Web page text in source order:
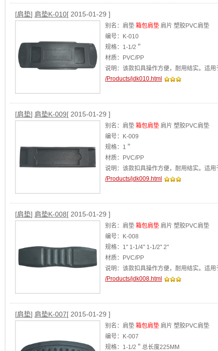
[肩垫] 肩垫K-010[ 2015-01-29 ]
别名：肩垫 箱包肩垫 肩片 塑胶PVC肩垫
编号：K-010
规格：1-1/2＂
材质：PVC/PP
说明：该款扣具操作方便，耐用结实。适
/Products/jdk010.html
[肩垫] 肩垫K-009[ 2015-01-29 ]
别名：肩垫 箱包肩垫 肩片 塑胶PVC肩垫
编号：K-009
规格：1＂
材质：PVC/PP
说明：该款扣具操作方便，耐用结实。适
/Products/jdk009.html
[肩垫] 肩垫K-008[ 2015-01-29 ]
别名：肩垫 箱包肩垫 肩片 塑胶PVC肩垫
编号：K-008
规格：1" 1-1/4" 1-1/2" 2"
材质：PVC/PP
说明：该款扣具操作方便，耐用结实。适
/Products/jdk008.html
[肩垫] 肩垫K-007[ 2015-01-29 ]
别名：肩垫 箱包肩垫 肩片 塑胶PVC肩垫
编号：K-007
规格：1-1/2＂总长度225MM